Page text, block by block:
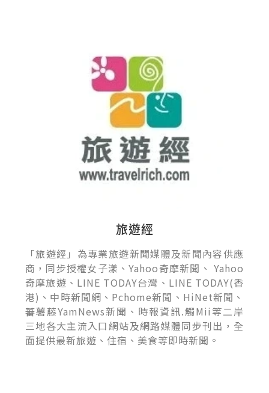
旅遊經
「旅遊經」為專業旅遊新聞媒體及新聞內容供應
商，同步授權女子漾、Yahoo奇摩新聞、 Yahoo
奇摩旅遊、LINE TODAY台灣、LINE TODAY(香
港)、中時新聞網、Pchome新聞、HiNet新聞、
蕃薯藤YamNews新聞、時報資訊.觸Mii等二岸
三地各大主流入口網站及網路媒體同步刊出，全
面提供最新旅遊、住宿、美食等即時新聞。